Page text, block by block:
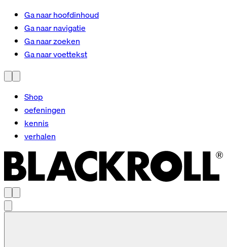
Ga naar hoofdinhoud
Ga naar navigatie
Ga naar zoeken
Ga naar voettekst
Shop
oefeningen
kennis
verhalen